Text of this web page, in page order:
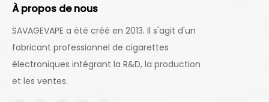
À propos de nous
SAVAGEVAPE a été créé en 2013. Il s'agit d'un
fabricant professionnel de cigarettes
électroniques intégrant la R&D, la production
et les ventes.